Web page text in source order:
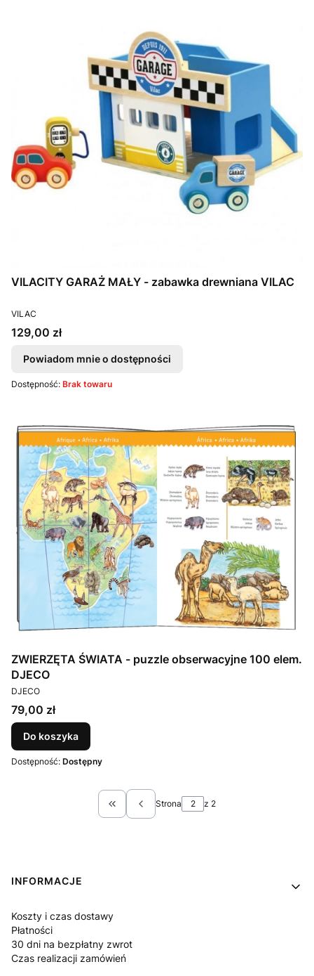
VILACITY GARAŻ MAŁY - zabawka drewniana VILAC
PRODUCENT
VILAC
Cena
129,00 zł
Powiadom mnie o dostępności
Dostępność: Brak towaru
ZWIERZĘTA ŚWIATA - puzzle obserwacyjne 100 elem.
DJECO
PRODUCENT
DJECO
Cena
79,00 zł
Do koszyka
Dostępność: Dostępny
Wróć do pierwszej strony z produktami
Strona z 2
Linki w stopce
INFORMACJE
Koszty i czas dostawy
Płatności
30 dni na bezpłatny zwrot
Czas realizacji zamówień